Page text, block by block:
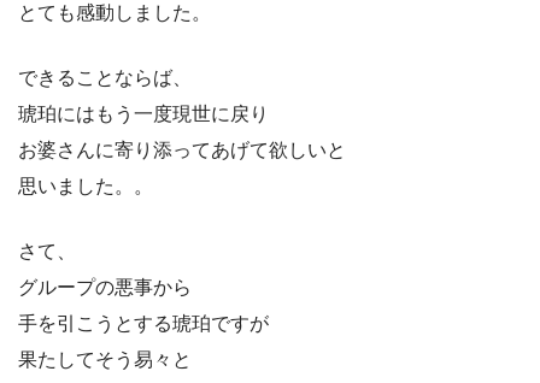
とても感動しました。
できることならば、
琥珀にはもう一度現世に戻り
お婆さんに寄り添ってあげて欲しいと
思いました。。
さて、
グループの悪事から
手を引こうとする琥珀ですが
果たしてそう易々と